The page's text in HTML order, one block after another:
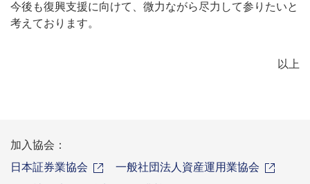
今後も復興支援に向けて、微力ながら尽力して参りたいと
考えております。
以上
加入協会：
日本証券業協会
一般社団法人資産運用業協会